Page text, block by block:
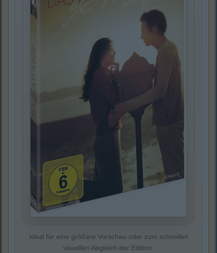
Ideal für eine größere Vorschau oder zum schnellen
visuellen Abgleich der Edition.